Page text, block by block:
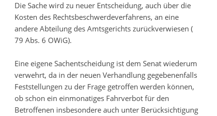
Die Sache wird zu neuer Entscheidung, auch über die
Kosten des Rechtsbeschwerdeverfahrens, an eine
andere Abteilung des Amtsgerichts zurückverwiesen (
79 Abs. 6 OWiG).
Eine eigene Sachentscheidung ist dem Senat wiederum
verwehrt, da in der neuen Verhandlung gegebenenfalls
Feststellungen zu der Frage getroffen werden können,
ob schon ein einmonatiges Fahrverbot für den
Betroffenen insbesondere auch unter Berücksichtigung